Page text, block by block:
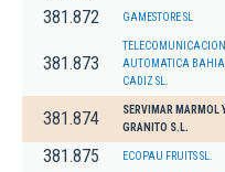
381.872 GAMESTORE SL
381.873
AUTOMATICA BAHIA
CADIZ SL.
381.874
SERVIMAR MARMOL
GRANITO S.L.
381.875 ECOPAU FRUITS SL.